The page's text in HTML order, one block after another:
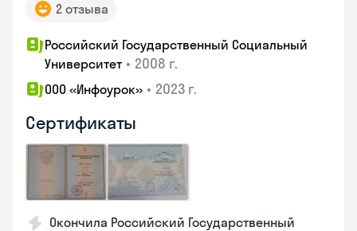
2 отзыва
Российский Государственный Социальный
Университет • 2008 г.
ООО «Инфоурок» • 2023 г.
Сертификаты
Окончила Российский Государственный